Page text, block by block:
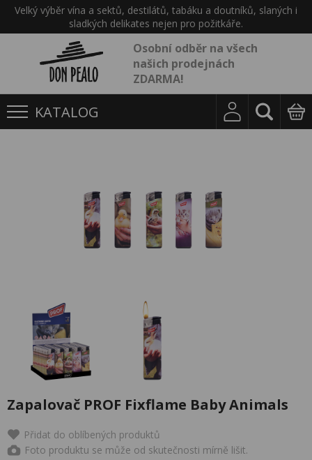
Velký výběr vína a sektů, destilátů, tabáku a doutníků, slaných i
sladkých delikates nejen pro požitkáře.
Osobní odběr na všech
našich prodejnách
ZDARMA!
KATALOG
Zapalovač PROF Fixflame Baby Animals
Přidat do oblíbených produktů
Foto produktu se může od skutečnosti mírně lišit.